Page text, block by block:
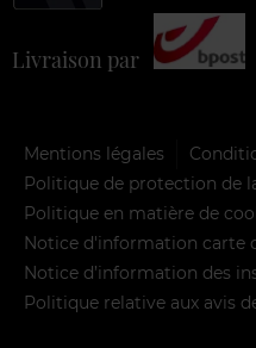
Livraison par
Mentions légales
Politique de protection de
Politique en matière de
Notice d'information carte
Notice d’information des
Politique relative aux avis